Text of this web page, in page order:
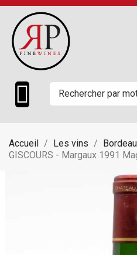

Accueil Les vins
GISCOURS - Margaux 1991